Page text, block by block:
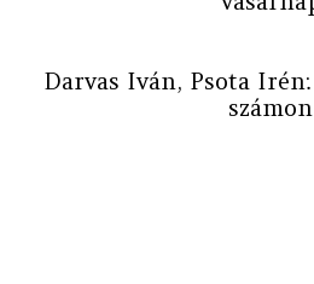
Darvas Iván, Psota
számon